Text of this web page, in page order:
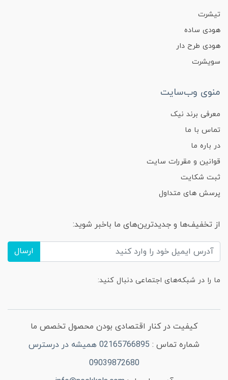
تیشرت
هودی ساده
هودی طرح دار
سویشرت
منوی وب‌سایت
معرفی برند نیک
تماس با ما
در باره ما
قوانین و مقررات سایت
ثبت شکایت
پرسش های متداول
از تخفیف‌ها و جدیدترین‌های ما باخبر شوید:
ارسال
ما را در شبکه‌های اجتماعی دنبال کنید:
کیفیت در کنار اقتصادی بودن محصول تخصص ما
شماره تماس :
02165766895 همیشه در درسترس
09039872680